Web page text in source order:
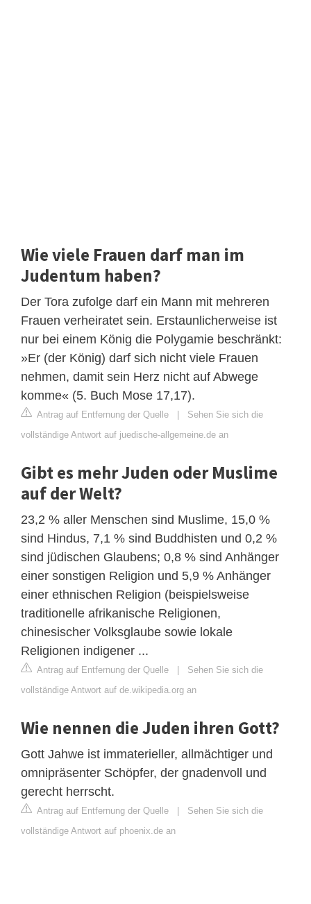
Wie viele Frauen darf man im
Judentum haben?
Der Tora zufolge darf ein Mann mit mehreren
Frauen verheiratet sein. Erstaunlicherweise ist
nur bei einem König die Polygamie beschränkt:
»Er (der König) darf sich nicht viele Frauen
nehmen, damit sein Herz nicht auf Abwege
komme« (5. Buch Mose 17,17).
Antrag auf Entfernung der Quelle | Sehen Sie sich die
vollständige Antwort auf juedische-allgemeine.de an
Gibt es mehr Juden oder Muslime
auf der Welt?
23,2 % aller Menschen sind Muslime, 15,0 %
sind Hindus, 7,1 % sind Buddhisten und 0,2 %
sind jüdischen Glaubens; 0,8 % sind Anhänger
einer sonstigen Religion und 5,9 % Anhänger
einer ethnischen Religion (beispielsweise
traditionelle afrikanische Religionen,
chinesischer Volksglaube sowie lokale
Religionen indigener ...
Antrag auf Entfernung der Quelle | Sehen Sie sich die
vollständige Antwort auf de.wikipedia.org an
Wie nennen die Juden ihren Gott?
Gott Jahwe ist immaterieller, allmächtiger und
omnipräsenter Schöpfer, der gnadenvoll und
gerecht herrscht.
Antrag auf Entfernung der Quelle | Sehen Sie sich die
vollständige Antwort auf phoenix.de an